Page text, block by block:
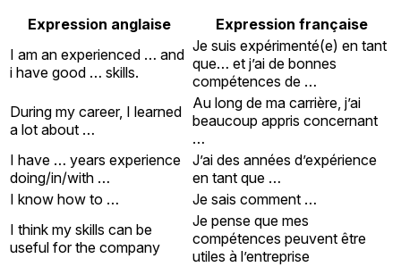
Expression anglaise
Expression française
I am an experienced … and
i have good … skills.
Je suis expérimenté(e) en tant
que… et j’ai de bonnes
compétences de …
During my career, I learned
a lot about …
Au long de ma carrière, j’ai
beaucoup appris concernant
…
I have … years experience
doing/in/with …
J’ai des années d’expérience
en tant que …
I know how to …
Je sais comment …
I think my skills can be
useful for the company
Je pense que mes
compétences peuvent être
utiles à l’entreprise